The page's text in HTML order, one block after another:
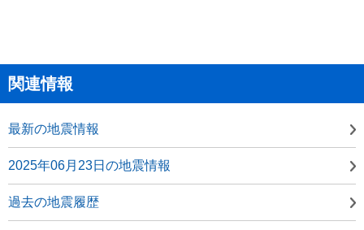
関連情報
最新の地震情報
2025年06月23日の地震情報
過去の地震履歴